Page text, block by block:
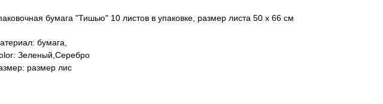
бумага "Тишью" 10 листов в упаковке, размер листа 50 x 66 см
бумага,
Зеленый,Серебро
размер лис